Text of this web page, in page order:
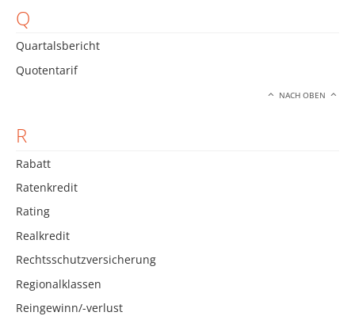
Q
Quartalsbericht
Quotentarif
NACH OBEN
R
Rabatt
Ratenkredit
Rating
Realkredit
Rechtsschutzversicherung
Regionalklassen
Reingewinn/-verlust